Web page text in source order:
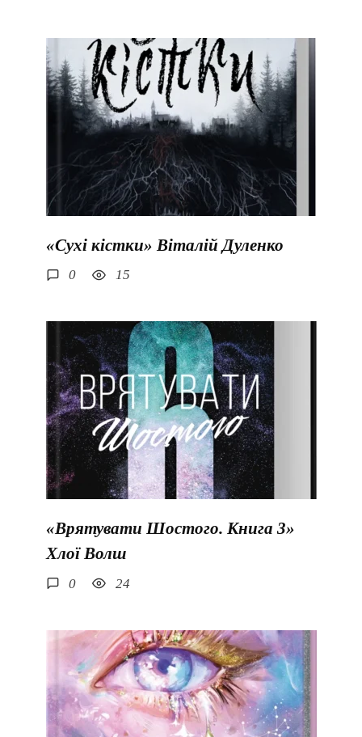
«Сухі кістки» Віталій Дуленко
0 15
«Врятувати Шостого. Книга 3»
Хлої Волш
0 24